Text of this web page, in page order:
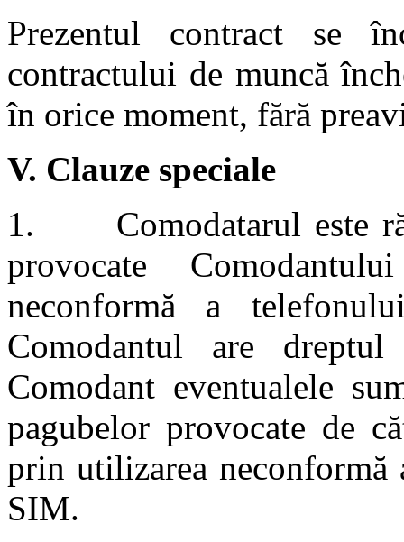
Prezentul contract se
contractului de muncă
în orice moment, fără
V. Clauze speciale
1. Comodatarul este
provocate
neconformă a
Comodantul are
Comodant eventualele
pagubelor provocate de
prin utilizarea
SIM.